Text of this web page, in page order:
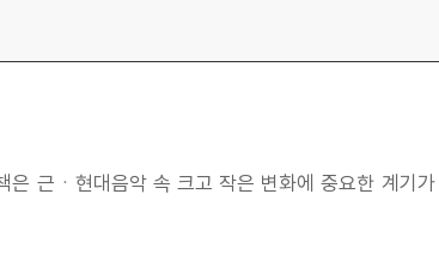
근ㆍ현대음악 속 크고 작은 변화에 중요한 계기